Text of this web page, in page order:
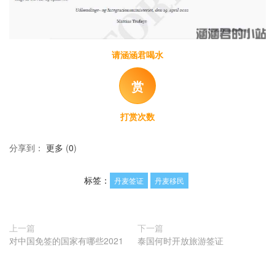
请涵涵君喝水
赏
打赏次数
分享到： 更多 (0)
标签： 丹麦签证 丹麦移民
上一篇
对中国免签的国家有哪些2021
下一篇
泰国何时开放旅游签证